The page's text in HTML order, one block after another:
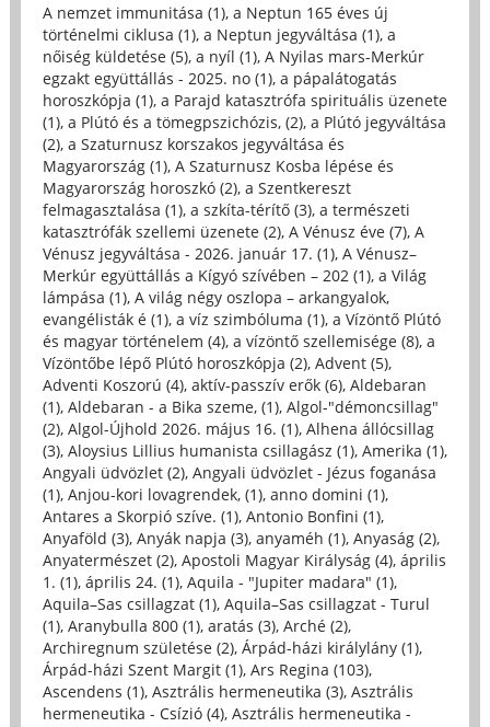
A nemzet immunitása (1), a Neptun 165 éves új
történelmi ciklusa (1), a Neptun jegyváltása (1), a
nőiség küldetése (5), a nyíl (1), A Nyilas mars-Merkúr
egzakt együttállás - 2025. no (1), a pápalátogatás
horoszkópja (1), a Parajd katasztrófa spirituális üzenete
(1), a Plútó és a tömegpszichózis, (2), a Plútó jegyváltása
(2), a Szaturnusz korszakos jegyváltása és
Magyarország (1), A Szaturnusz Kosba lépése és
Magyarország horoszkó (2), a Szentkereszt
felmagasztalása (1), a szkíta-térítő (3), a természeti
katasztrófák szellemi üzenete (2), A Vénusz éve (7), A
Vénusz jegyváltása - 2026. január 17. (1), A Vénusz–
Merkúr együttállás a Kígyó szívében – 202 (1), a Világ
lámpása (1), A világ négy oszlopa – arkangyalok,
evangélisták é (1), a víz szimbóluma (1), a Vízöntő Plútó
és magyar történelem (4), a vízöntő szellemisége (8), a
Vízöntőbe lépő Plútó horoszkópja (2), Advent (5),
Adventi Koszorú (4), aktív-passzív erők (6), Aldebaran
(1), Aldebaran - a Bika szeme, (1), Algol-"démoncsillag"
(2), Algol-Újhold 2026. május 16. (1), Alhena állócsillag
(3), Aloysius Lillius humanista csillagász (1), Amerika (1),
Angyali üdvözlet (2), Angyali üdvözlet - Jézus foganása
(1), Anjou-kori lovagrendek, (1), anno domini (1),
Antares a Skorpió szíve. (1), Antonio Bonfini (1),
Anyaföld (3), Anyák napja (3), anyaméh (1), Anyaság (2),
Anyatermészet (2), Apostoli Magyar Királyság (4), április
1. (1), április 24. (1), Aquila - "Jupiter madara" (1),
Aquila–Sas csillagzat (1), Aquila–Sas csillagzat - Turul
(1), Aranybulla 800 (1), aratás (3), Arché (2),
Archiregnum születése (2), Árpád-házi királylány (1),
Árpád-házi Szent Margit (1), Ars Regina (103),
Ascendens (1), Asztrális hermeneutika (3), Asztrális
hermeneutika - Csízió (4), Asztrális hermeneutika -